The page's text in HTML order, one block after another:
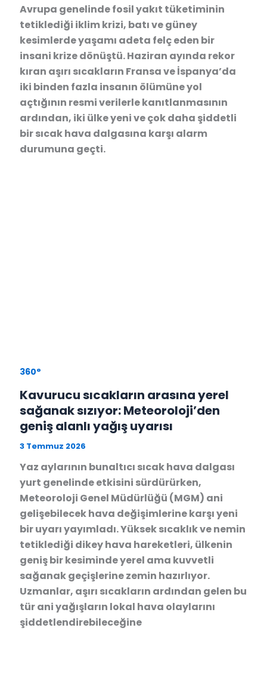
Avrupa genelinde fosil yakıt tüketiminin
tetiklediği iklim krizi, batı ve güney
kesimlerde yaşamı adeta felç eden bir
insani krize dönüştü. Haziran ayında rekor
kıran aşırı sıcakların Fransa ve İspanya’da
iki binden fazla insanın ölümüne yol
açtığının resmi verilerle kanıtlanmasının
ardından, iki ülke yeni ve çok daha şiddetli
bir sıcak hava dalgasına karşı alarm
durumuna geçti.
360°
Kavurucu sıcakların arasına yerel
sağanak sızıyor: Meteoroloji’den
geniş alanlı yağış uyarısı
3 Temmuz 2026
Yaz aylarının bunaltıcı sıcak hava dalgası
yurt genelinde etkisini sürdürürken,
Meteoroloji Genel Müdürlüğü (MGM) ani
gelişebilecek hava değişimlerine karşı yeni
bir uyarı yayımladı. Yüksek sıcaklık ve nemin
tetiklediği dikey hava hareketleri, ülkenin
geniş bir kesiminde yerel ama kuvvetli
sağanak geçişlerine zemin hazırlıyor.
Uzmanlar, aşırı sıcakların ardından gelen bu
tür ani yağışların lokal hava olaylarını
şiddetlendirebileceğine